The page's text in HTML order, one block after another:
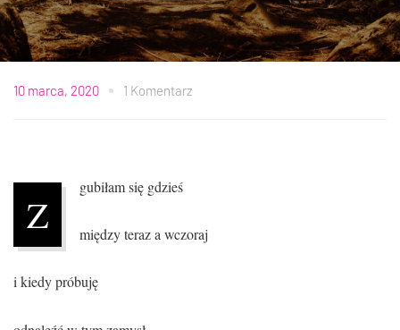
10 marca, 2020 1 Komentarz
Z
gubiłam się gdzieś
między teraz a wczoraj
i kiedy próbuję